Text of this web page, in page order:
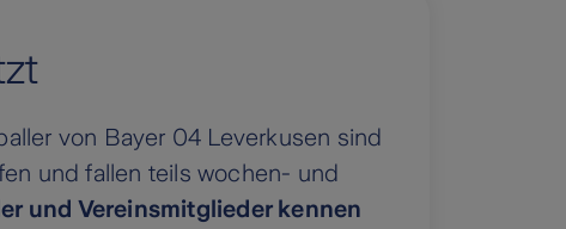
von Bayer 04 Leverkusen sind
und fallen teils wochen- und
und Vereinsmitglieder kennen